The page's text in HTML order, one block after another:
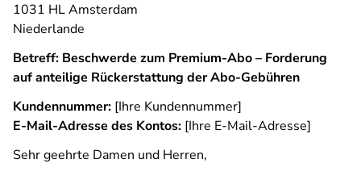
1031 HL Amsterdam
Niederlande
Betreff: Beschwerde zum Premium-Abo – Forderung
auf anteilige Rückerstattung der Abo-Gebühren
Kundennummer: [Ihre Kundennummer]
E-Mail-Adresse des Kontos: [Ihre E-Mail-Adresse]
Sehr geehrte Damen und Herren,